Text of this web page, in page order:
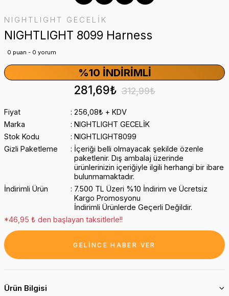
NIGHTLIGHT GECELİK
NIGHTLIGHT 8099 Harness
0 puan - 0 yorum
%10 İNDIRIMLI
281,69₺ 312,99₺
Fiyat
256,08₺ + KDV
Marka
NIGHTLIGHT GECELİK
Stok Kodu
NIGHTLIGHT8099
Gizli Paketleme
İçeriği belli olmayacak şekilde özenle
paketlenir. Dış ambalaj üzerinde
ürünlerinizin içeriğiyle ilgili herhangi bir ibare
bulunmamaktadır.
İndirimli Ürün
7.500 TL Üzeri %10 İndirim ve Ücretsiz
Kargo Promosyonu
İndirimli Ürünlerde Geçerli Değildir.
*46,95 ₺ den başlayan taksitlerle!!
GELİNCE HABER VER
Ürün Bilgisi